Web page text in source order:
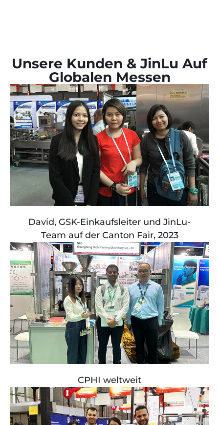
Unsere Kunden & JinLu Auf
Globalen Messen
David, GSK-Einkaufsleiter und JinLu-
Team auf der Canton Fair, 2023
CPHI weltweit